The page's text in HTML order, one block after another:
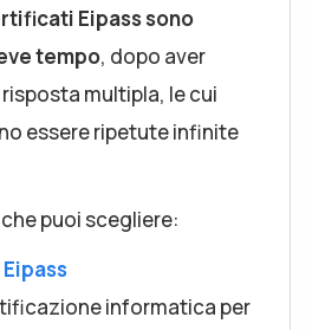
Eipass sono
tempo, dopo aver
multipla, le cui
essere ripetute infinite
puoi scegliere:
informatica per